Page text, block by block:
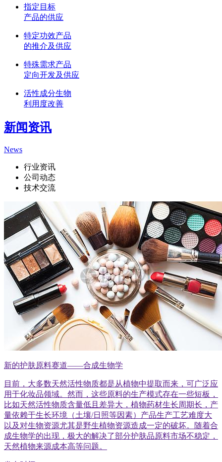
指定目标
产品的供应
特定功效产品
的推介及供应
特殊需求产品
定向开发及供应
活性成分生物
利用度改善
新闻资讯
News
行业资讯
公司动态
技术交流
新的护肤原料赛道——合成生物学
目前，大多数天然活性物质都是从植物中提取而来，可广泛应
用于化妆品领域。然而，这些原料的生产模式存在一些短板，
比如天然活性物质含量低且差异大，植物药材生长周期长，产
量依赖于生长环境（土壤/日照等因素）产品生产工艺难度大
以及对生物资源尤其是野生植物资源造成一定的破坏。随着合
成生物学的出现，极大的解决了部分护肤品原料市场不稳定，
天然植物来源成本高等问题。